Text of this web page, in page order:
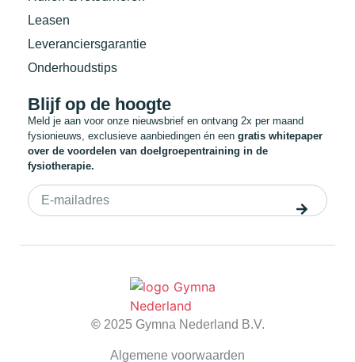
Leasen
Leveranciersgarantie
Onderhoudstips
Blijf op de hoogte
Meld je aan voor onze nieuwsbrief en ontvang 2x per maand
fysionieuws, exclusieve aanbiedingen én een gratis whitepaper
over de voordelen van doelgroepentraining in de
fysiotherapie.
© 2025 Gymna Nederland B.V.
Algemene voorwaarden